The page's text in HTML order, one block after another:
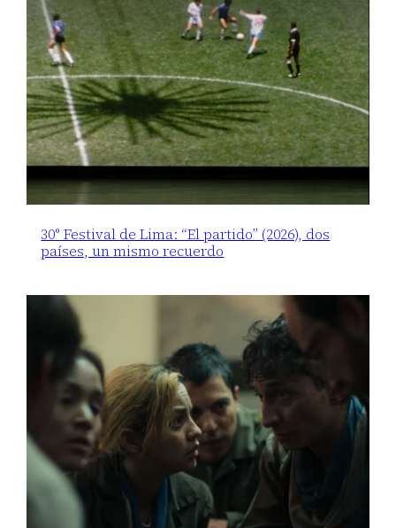
30° Festival de Lima: “El partido” (2026), dos
países, un mismo recuerdo